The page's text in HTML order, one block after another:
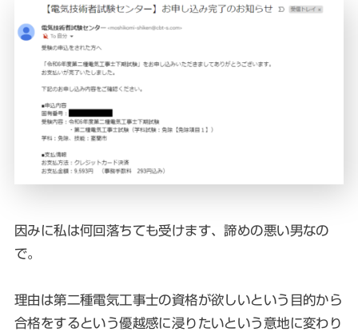
因みに私は何回落ちても受けます、諦めの悪い男なの
で。
理由は第二種電気工事士の資格が欲しいという目的から
合格をするという優越感に浸りたいという意地に変わり